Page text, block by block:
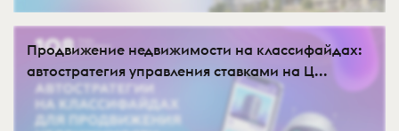
Продвижение недвижимости на классифайдах:
автостратегия управления ставками на Ц...